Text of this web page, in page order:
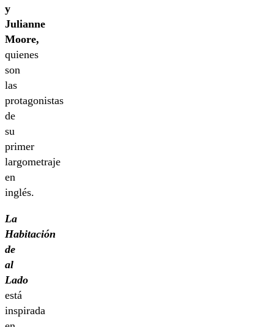
y
Julianne
Moore,
quienes
son
las
protagonistas
de
su
primer
largometraje
en
inglés.
La
Habitación
de
al
Lado
está
inspirada